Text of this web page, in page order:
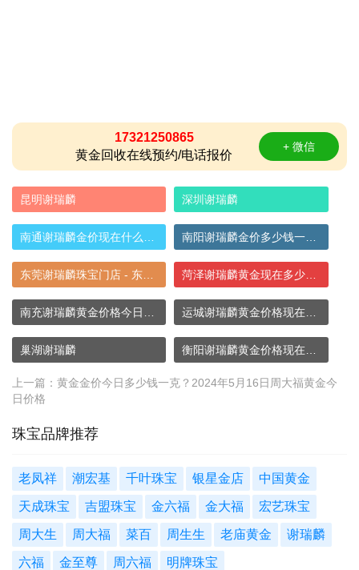
17321250865
黄金回收在线预约/电话报价
+ 微信
昆明谢瑞麟 深圳谢瑞麟
巢湖谢瑞麟
上一篇： 黄金金价今日多少钱一克？2024年5月16日周大福黄金今
日价格
珠宝品牌推荐
老凤祥 潮宏基 千叶珠宝 银星金店 中国黄金
天成珠宝 吉盟珠宝 金六福 金大福 宏艺珠宝
周大生 周大福 菜百 周生生 老庙黄金 谢瑞麟
六福 金至尊 周六福 明牌珠宝